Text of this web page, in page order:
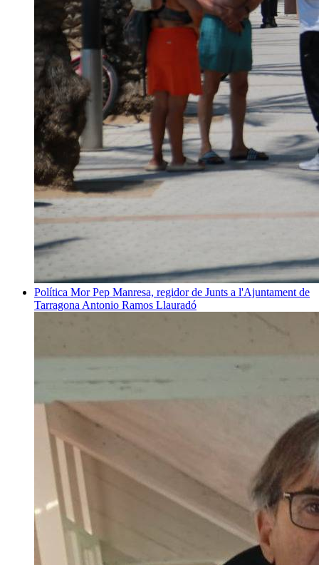
Política Mor Pep Manresa, regidor de Junts a l'Ajuntament de
Tarragona Antonio Ramos Llauradó